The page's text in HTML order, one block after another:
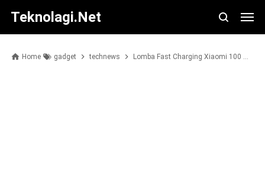
Teknolagi.net
Home gadget technews Lomba Fast Charging Xiaomi 100 Watt, Vivo 120 Watt, OPPO 125 Watt